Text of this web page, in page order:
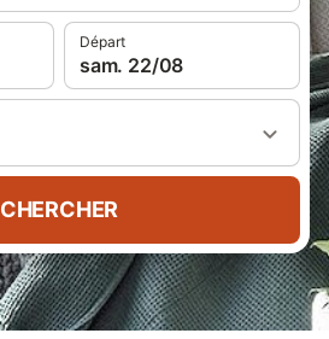
Départ
sam. 22/08
CHERCHER